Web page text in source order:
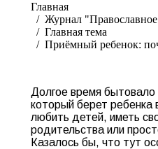
Главная
Журнал
Главная тема
Приёмный ребенок:
Долгое время бытовало
который берет
любить детей, иметь
родительства или
Казалось бы, что тут